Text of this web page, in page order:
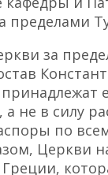
пределами
за
не в силу
по
Церкви